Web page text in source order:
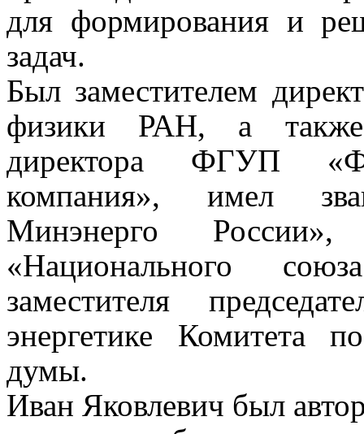
для формирования и
задач.
Был заместителем
физики РАН, а также
директора ФГУП
компания», имел
Минэнерго России»,
«Национального
заместителя
энергетике Комитета
думы.
Иван Яковлевич был